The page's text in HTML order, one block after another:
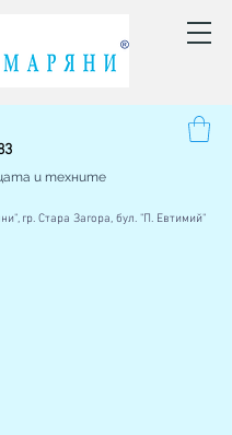
и техните
гр. Стара Загора, бул. "П. Евтимий"